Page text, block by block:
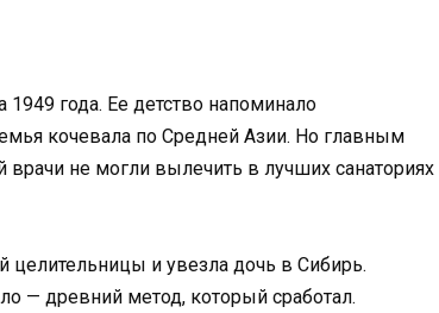
1949 года. Ее детство напоминало
кочевала по Средней Азии. Но главным
врачи не могли вылечить в лучших санаториях
целительницы и увезла дочь в Сибирь.
— древний метод, который сработал.